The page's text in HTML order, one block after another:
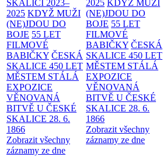
SKALICI 2023–
2025 KDYŽ MUŽI
(NE)JDOU DO
BOJE 55 LET
FILMOVÉ
BABIČKY ČESKÁ
SKALICE 450 LET
MĚSTEM STÁLÁ
EXPOZICE
VĚNOVANÁ
BITVĚ U ČESKÉ
SKALICE 28. 6.
1866
Zobrazit všechny
záznamy ze dne
2025 KDYŽ MUŽI
(NE)JDOU DO
BOJE 55 LET
FILMOVÉ
BABIČKY ČESKÁ
SKALICE 450 LET
MĚSTEM STÁLÁ
EXPOZICE
VĚNOVANÁ
BITVĚ U ČESKÉ
SKALICE 28. 6.
1866
Zobrazit všechny
záznamy ze dne